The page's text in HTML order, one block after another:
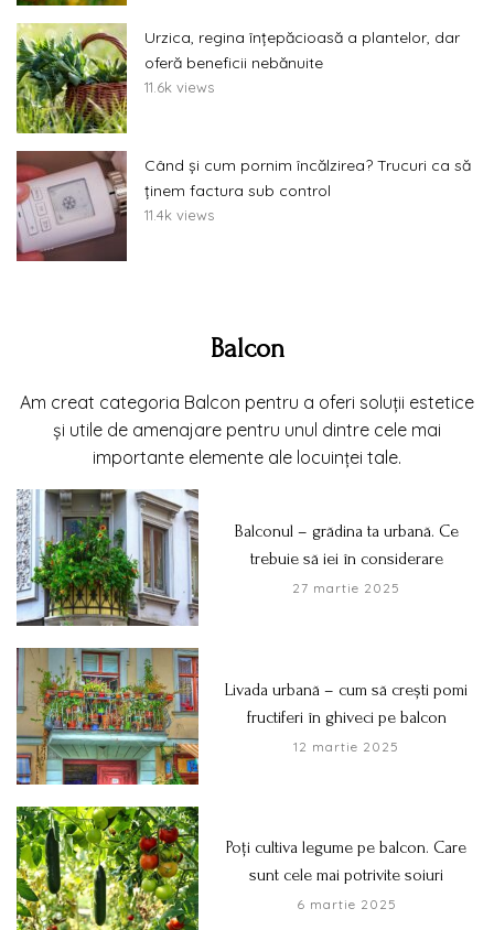
Urzica, regina înțepăcioasă a plantelor, dar
oferă beneficii nebănuite
11.6k views
Când și cum pornim încălzirea? Trucuri ca să
ținem factura sub control
11.4k views
Balcon
Am creat categoria Balcon pentru a oferi soluții estetice
și utile de amenajare pentru unul dintre cele mai
importante elemente ale locuinței tale.
Balconul – grădina ta urbană. Ce
trebuie să iei în considerare
27 martie 2025
Livada urbană – cum să crești pomi
fructiferi în ghiveci pe balcon
12 martie 2025
Poți cultiva legume pe balcon. Care
sunt cele mai potrivite soiuri
6 martie 2025